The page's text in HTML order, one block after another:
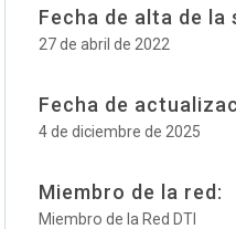
Fecha de alta de la
27 de abril de 2022
Fecha de
4 de diciembre de 2025
Miembro de la red:
Miembro de la Red DTI